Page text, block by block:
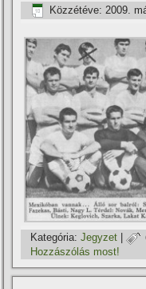
Közzétéve: 2009.
Kategória: Jegyzet |
Hozzászólás most!